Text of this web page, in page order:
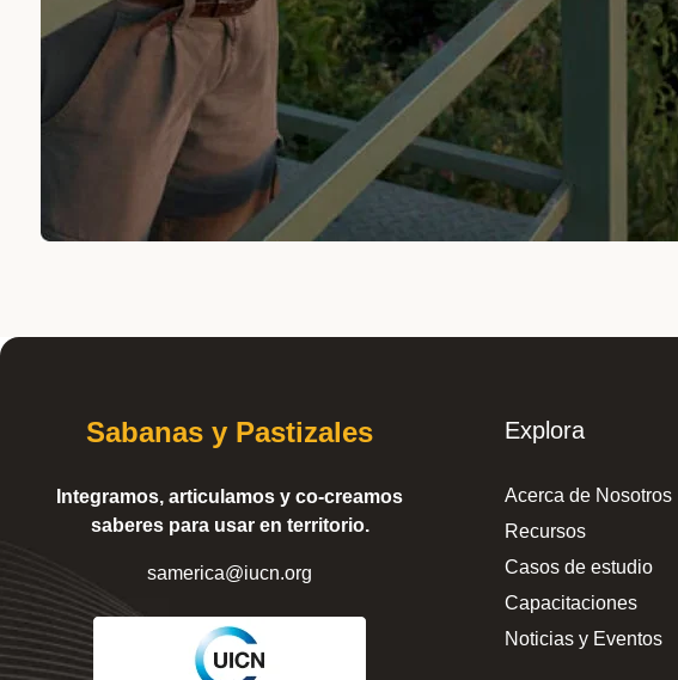
Sabanas y Pastizales
Integramos, articulamos y co-creamos
saberes para usar en territorio.
samerica@iucn.org
Explora
Acerca de Nosotros
Recursos
Casos de estudio
Capacitaciones
Noticias y Eventos